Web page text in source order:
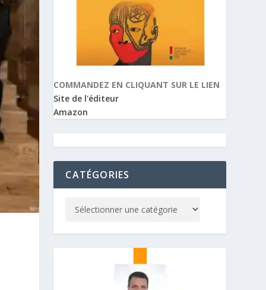
COMMANDEZ EN CLIQUANT SUR LE LIEN
Site de l'éditeur
Amazon
CATÉGORIES